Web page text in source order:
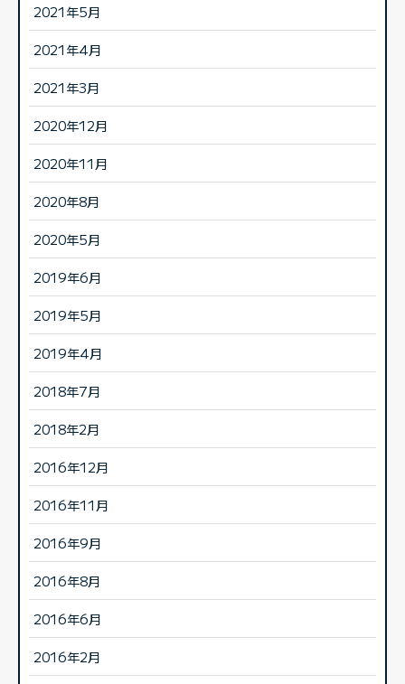
2021年5月
2021年4月
2021年3月
2020年12月
2020年11月
2020年8月
2020年5月
2019年6月
2019年5月
2019年4月
2018年7月
2018年2月
2016年12月
2016年11月
2016年9月
2016年8月
2016年6月
2016年2月